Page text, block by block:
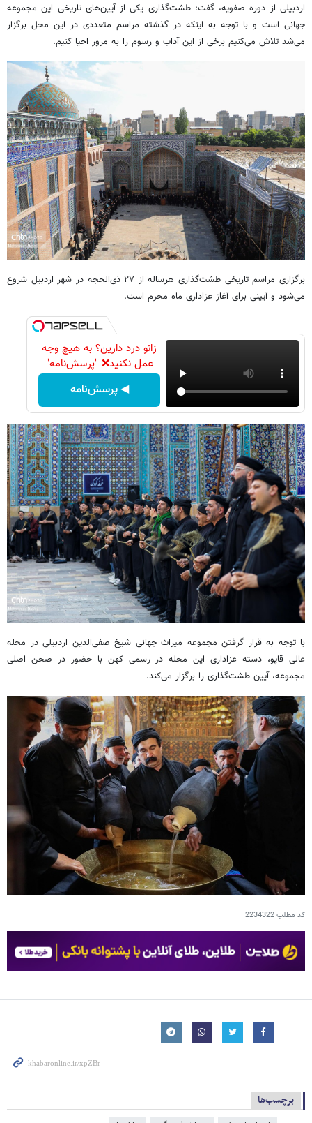
اردبیلی از دوره صفویه، گفت: طشت‌گذاری یکی از آیین‌های تاریخی این مجموعه
جهانی است و با توجه به اینکه در گذشته مراسم متعددی در این محل برگزار
می‌شد تلاش می‌کنیم برخی از این آداب و رسوم را به مرور احیا کنیم.
برگزاری مراسم تاریخی طشت‌گذاری هرساله از ۲۷ ذی‌الحجه در شهر اردبیل شروع
می‌شود و آیینی برای آغاز عزاداری ماه محرم است.
زانو درد دارین؟ به هیچ وجه
عمل نکنید❌ "پرسش‌نامه"
◀ پرسش‌نامه
با توجه به قرار گرفتن مجموعه میراث جهانی شیخ صفی‌الدین اردبیلی در محله
عالی قاپو، دسته عزاداری این محله در رسمی کهن با حضور در صحن اصلی
مجموعه، آیین طشت‌گذاری را برگزار می‌کند.
کد مطلب2234322
برچسب‌ها